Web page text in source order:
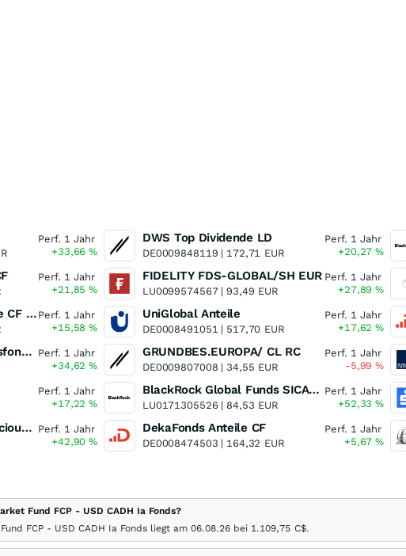
Perf. 1 Jahr
+33,66%
Perf. 1 Jahr
+21,85%
Deka-DividendenStrategie CF (A) Perf. 1 Jahr
+15,58%
DWS Vermoegensbildungsfonds I LD Perf. 1 Jahr
+34,62%
Perf. 1 Jahr
+17,22%
DWS Invest Gold and Precious Metals Equities LD Perf. 1 Jahr
+42,90%
DWS Top Dividende LD
DE0009848119 | 172,71 EUR
Perf. 1 Jahr
+20,27%
FIDELITY FDS-GLOBAL/SH EUR
LU0099574567 |93,49 EUR
Perf. 1 Jahr
+27,89%
UniGlobal Anteile
DE0008491051 | 517,70 EUR
Perf. 1 Jahr
+17,62%
GRUNDBES.EUROPA/ CL RC
DE0009807008 | 34,55 EUR
Perf. 1 Jahr
-5,99%
BlackRock Global Funds SICAV - World Gold Fund A2
LU0171305526 | 84,53 EUR
Perf. 1 Jahr
+52,33%
DekaFonds Anteile CF
DE0008474503 | 164,32 EUR
Perf. 1 Jahr
+5,67%
Fund FCP - USD CADH Ia Fonds?
FCP - USD CADH Ia Fonds liegt am 06.08.26 bei 1.109,75 C$.